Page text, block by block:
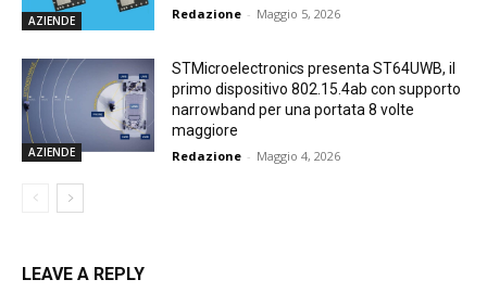
AZIENDE Redazione - Maggio 5, 2026
AZIENDE
STMicroelectronics presenta ST64UWB, il
primo dispositivo 802.15.4ab con supporto
narrowband per una portata 8 volte
maggiore
Redazione - Maggio 4, 2026
LEAVE A REPLY